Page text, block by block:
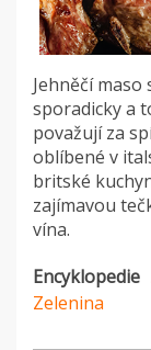
Jehněčí
sporadicky a
považují za
oblíbené v
britské
zajímavou
vína.
Encyklopedie
Zelenina